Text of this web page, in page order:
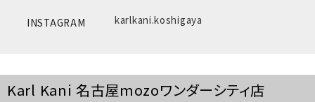
INSTAGRAM karlkani.koshigaya
Karl Kani 名古屋mozoワンダーシティ店